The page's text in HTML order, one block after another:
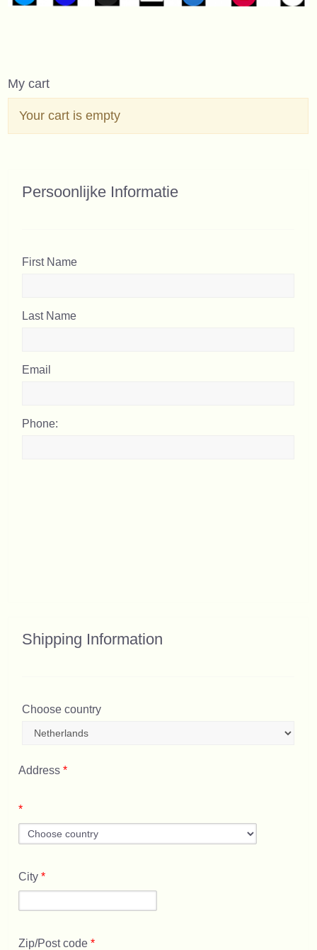
My cart
Your cart is empty
Persoonlijke Informatie
First Name
Last Name
Email
Phone:
Shipping Information
Choose country
Address*
*
City*
Zip/Post code*